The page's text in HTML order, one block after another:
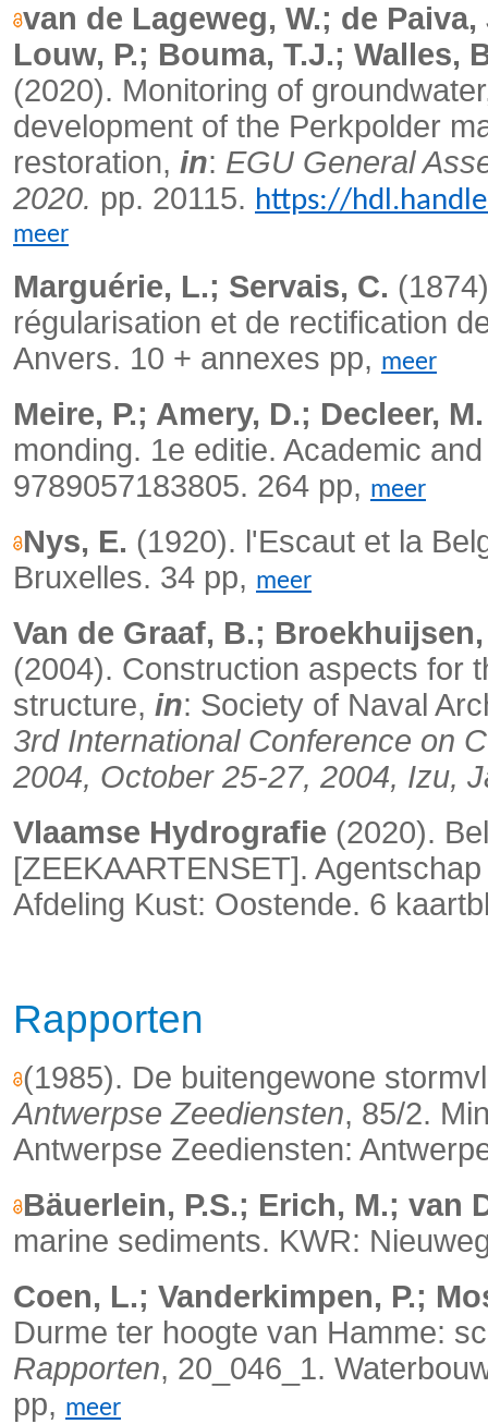
van de Lageweg, W.; de
Louw, P.; Bouma, T.J.; Walles,
(2020). Monitoring of
development of the Perkpolder
restoration, in: EGU General
2020. pp. 20115. https://
meer
Marguérie, L.; Servais, C.
régularisation et de rectification
Anvers. 10 + annexes pp, meer
Meire, P.; Amery, D.; Decleer, M.
monding. 1e editie. Academic
9789057183805. 264 pp, meer
Nys, E. (1920). l'Escaut et la
Bruxelles. 34 pp, meer
Van de Graaf, B.;
(2004). Construction aspects for
structure, in: Society of Naval
3rd International Conference on
2004, October 25-27, 2004, Izu,
Vlaamse Hydrografie (2020).
[ZEEKAARTENSET].
Afdeling Kust: Oostende. 6
Rapporten
(1985). De buitengewone
Antwerpse Zeediensten, 85/2.
Antwerpse Zeediensten:
Bäuerlein, P.S.; Erich, M.; van
marine sediments. KWR:
Coen, L.; Vanderkimpen, P.;
Durme ter hoogte van Hamme:
Rapporten, 20_046_1.
pp, meer